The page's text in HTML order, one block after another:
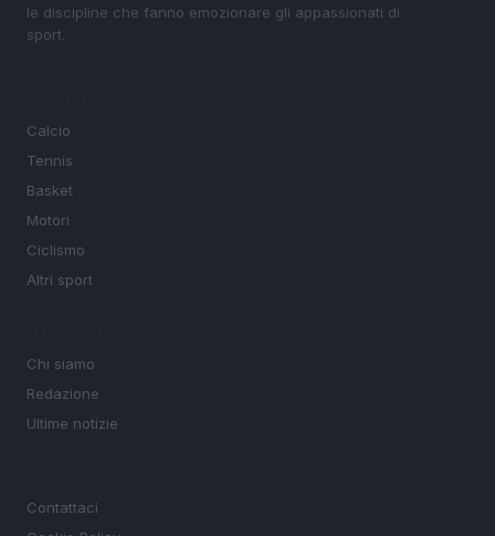
le discipline che fanno emozionare gli appassionati di
sport.
Calcio
Tennis
Basket
Motori
Ciclismo
Altri sport
Chi siamo
Redazione
Ultime notizie
Contattaci